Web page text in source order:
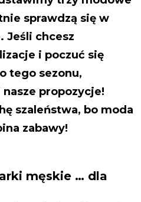
sprawdzą się w
Jeśli chcesz
i poczuć się
tego sezonu,
propozycje!
szaleństwa, bo moda
zabawy!
męskie … dla